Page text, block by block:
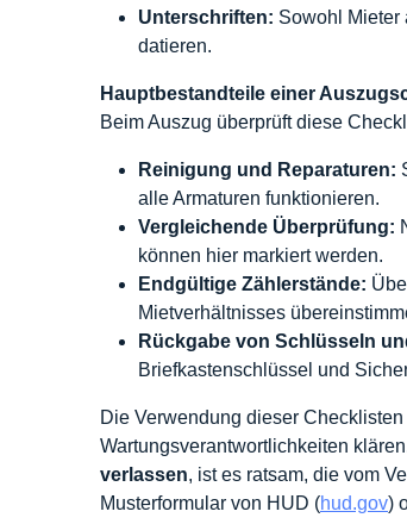
Unterschriften: Sowohl Mieter
datieren.
Hauptbestandteile einer
Beim Auszug überprüft diese
Reinigung und Reparaturen:
alle Armaturen funktionieren.
Vergleichende Überprüfung:
können hier markiert werden.
Endgültige Zählerstände:
Mietverhältnisses
Rückgabe von Schlüsseln
Briefkastenschlüssel und
Die Verwendung dieser
Wartungsverantwortlichkeiten
verlassen, ist es ratsam, die vom
Musterformular von HUD (hud.gov)